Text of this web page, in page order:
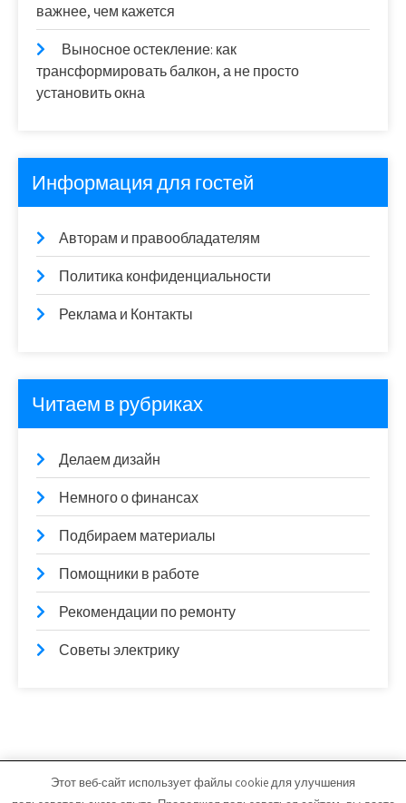
важнее, чем кажется
Выносное остекление: как
трансформировать балкон, а не просто
установить окна
Информация для гостей
Авторам и правообладателям
Политика конфиденциальности
Реклама и Контакты
Читаем в рубриках
Делаем дизайн
Немного о финансах
Подбираем материалы
Помощники в работе
Рекомендации по ремонту
Советы электрику
vitfarma.ru - Работает на WordPress
Этот веб-сайт использует файлы cookie для улучшения